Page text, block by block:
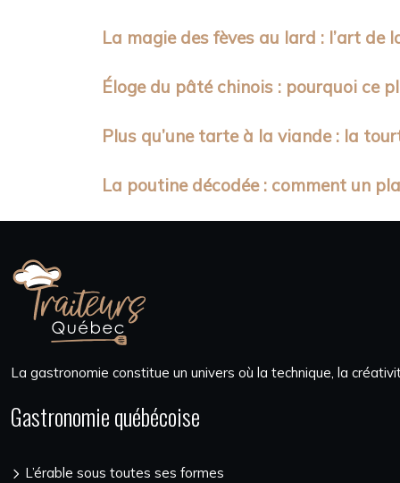
La magie des fèves au lard : l’art
Éloge du pâté chinois : pourquoi ce
Plus qu’une tarte à la viande : la
La poutine décodée : comment un
La gastronomie constitue un univers où la technique, la
Gastronomie québécoise
L’érable sous toutes ses formes